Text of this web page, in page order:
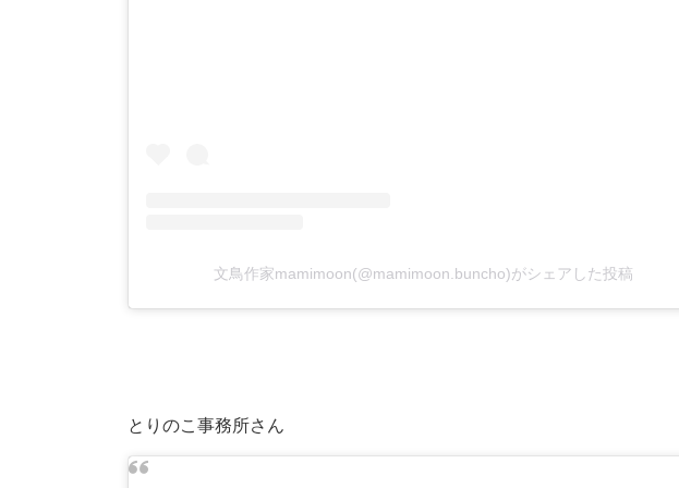
文鳥作家mamimoon(@mamimoon.buncho)がシェアした投稿
とりのこ事務所さん